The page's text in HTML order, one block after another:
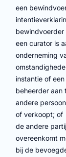
een
een curator is
onderneming
instantie of
beheerder aan
andere
of verkoopt; of
de andere
overeenkomt
bij de